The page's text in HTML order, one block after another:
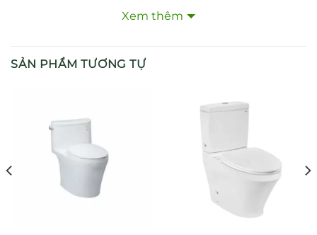
đình và công trình công cộng.
Công nghệ cảm ứng hồng ngoại hiện đại, kích
Thiết kế tối giản, tinh tế, dễ dàng kết hợp với
nhiều loại lavabo.
Tiết kiệm nước vượt trội nhờ cơ chế tự động
đóng/mở khi sử dụng.
Lớp mạ Nickel – Crom sáng bóng, bền bỉ, chống
Xem thêm
SẢN PHẨM TƯƠNG TỰ